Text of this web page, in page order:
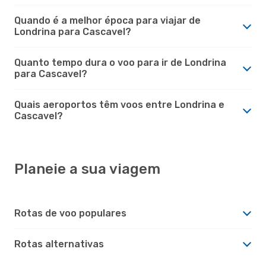
Quando é a melhor época para viajar de
Londrina para Cascavel?
Quanto tempo dura o voo para ir de Londrina
para Cascavel?
Quais aeroportos têm voos entre Londrina e
Cascavel?
Planeie a sua viagem
Rotas de voo populares
Rotas alternativas